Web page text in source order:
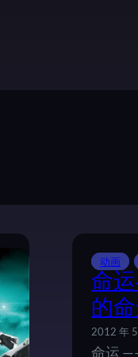
动画
命
的
2012 年
命运